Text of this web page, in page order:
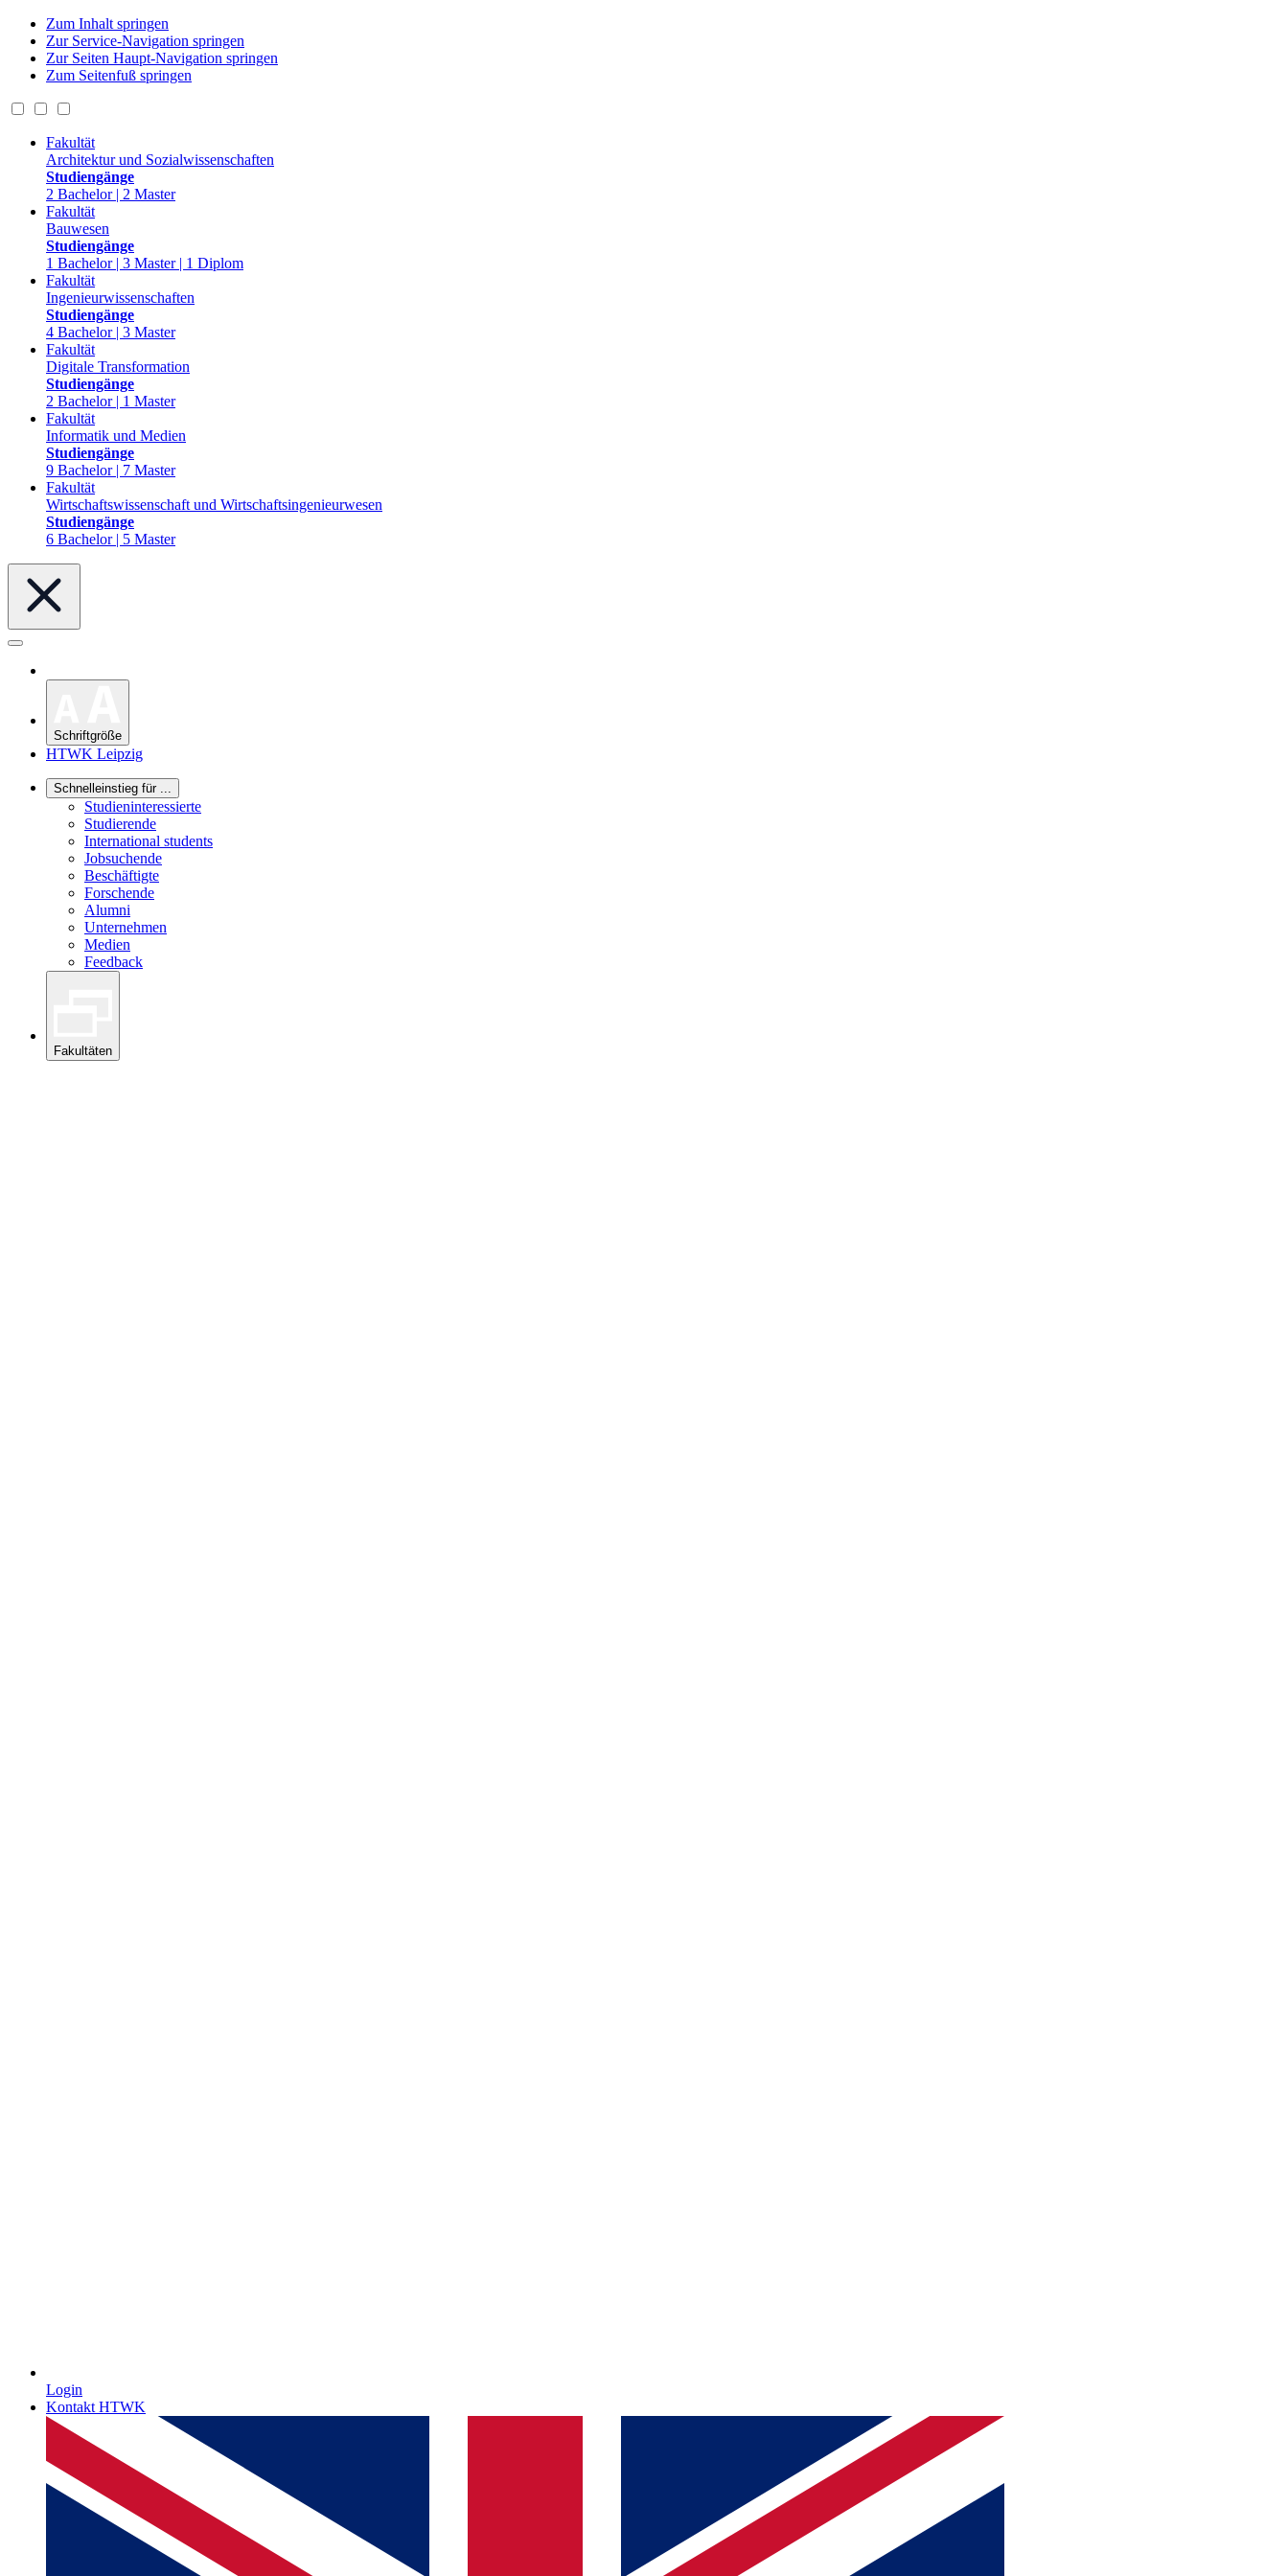
Zum Inhalt springen
Zur Service-Navigation springen
Zur Seiten Haupt-Navigation springen
Zum Seitenfuß springen
Fakultät
Architektur und Sozialwissenschaften
Studiengänge
2 Bachelor | 2 Master
Fakultät
Bauwesen
Studiengänge
1 Bachelor | 3 Master | 1 Diplom
Fakultät
Ingenieurwissenschaften
Studiengänge
4 Bachelor | 3 Master
Fakultät
Digitale Transformation
Studiengänge
2 Bachelor | 1 Master
Fakultät
Informatik und Medien
Studiengänge
9 Bachelor | 7 Master
Fakultät
Wirtschaftswissenschaft und Wirtschaftsingenieurwesen
Studiengänge
6 Bachelor | 5 Master
Schriftgröße
HTWK Leipzig
Schnelleinstieg für ...
Studieninteressierte
Studierende
International students
Jobsuchende
Beschäftigte
Forschende
Alumni
Unternehmen
Medien
Feedback
Fakultäten
Login
Kontakt HTWK